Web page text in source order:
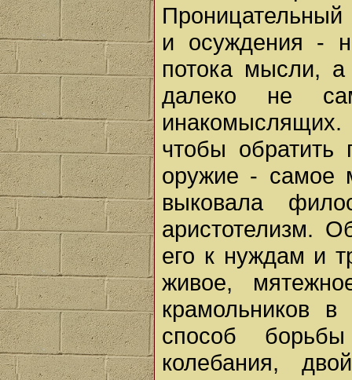
и осуждения -
потока мысли,
далеко не
чтобы обратить
оружие - самое
выковала
аристотелизм.
его к нуждам и
живое,
крамольников
способ
колебания,